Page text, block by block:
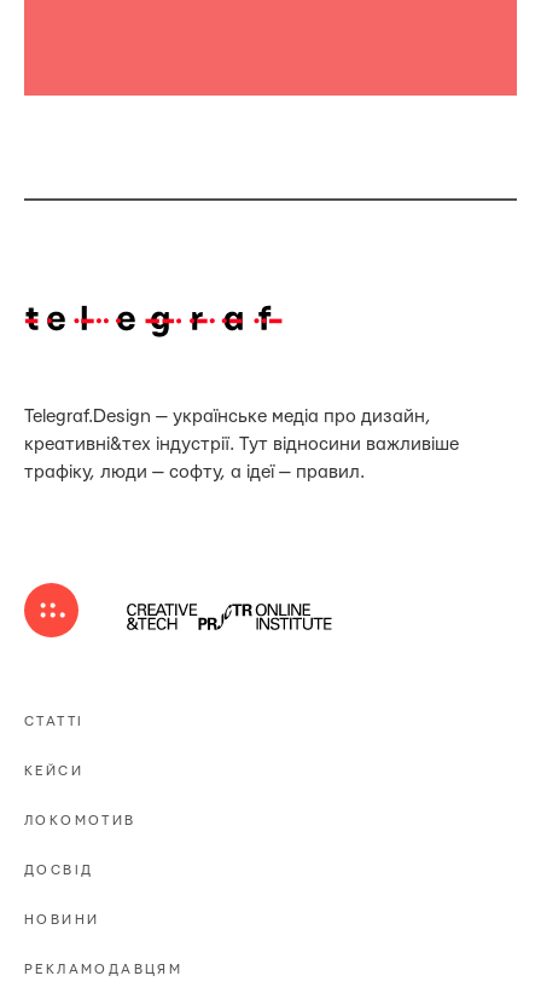
Telegraf.Design — українське медіа про дизайн,
креативні&тех індустрії. Тут відносини важливіше
трафіку, люди — софту, а ідеї — правил.
СТАТТІ
КЕЙСИ
ЛОКОМОТИВ
ДОСВІД
НОВИНИ
РЕКЛАМОДАВЦЯМ